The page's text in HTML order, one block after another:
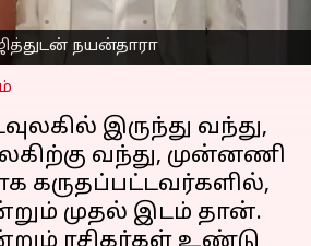
நயன்தாரா
V Mar 10, 2023 01:02 pm
இருந்து வந்து,
வந்து, முன்னணி
கருதப்பட்டவர்களில்,
முதல் இடம் தான்.